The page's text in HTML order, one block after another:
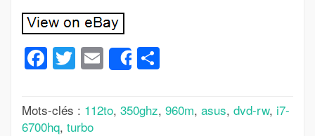
Facebook
Twitter
Email
Share
Mots-clés : 112to, 350ghz, 960m, asus, dvd-rw, i7-
6700hq, turbo